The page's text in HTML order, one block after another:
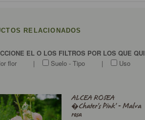
RELACIONADOS
EL O LOS FILTROS POR LOS QUE
flor
| Suelo - Tipo | Uso
ALCEA ROSEA
�Chater's Pink' - Malva
rosa